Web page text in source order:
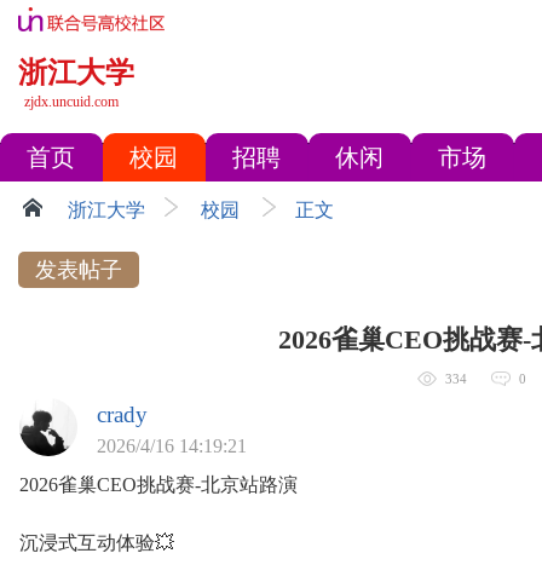
浙江大学
zjdx.uncuid.com
首页 校园 招聘 休闲 市场
浙江大学 校园 正文
发表帖子
2026雀巢CEO挑战赛
334 0
crady
2026/4/16 14:19:21
2026雀巢CEO挑战赛-北京站路演
沉浸式互动体验💥